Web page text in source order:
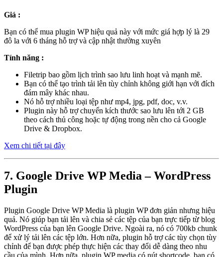
Giá :
Bạn có thể mua plugin WP hiệu quả này với mức giá hợp lý là 29
đô la với 6 tháng hỗ trợ và cập nhật thường xuyên
Tính năng :
Filetrip bao gồm lịch trình sao lưu linh hoạt và mạnh mẽ.
Bạn có thể tạo trình tải lên tùy chỉnh không giới hạn với đích
đám mây khác nhau.
Nó hỗ trợ nhiều loại tệp như mp4, jpg, pdf, doc, v.v.
Plugin này hỗ trợ chuyển kích thước sao lưu lên tới 2 GB
theo cách thủ công hoặc tự động trong nền cho cả Google
Drive & Dropbox.
Xem chi tiết tại đây
7. Google Drive WP Media – WordPress
Plugin
Plugin Google Drive WP Media là plugin WP đơn giản nhưng hiệu
quả. Nó giúp bạn tải lên và chia sẻ các tệp của bạn trực tiếp từ blog
WordPress của bạn lên Google Drive. Ngoài ra, nó có 700kb chunk
để xử lý tải lên các tệp lớn. Hơn nữa, plugin hỗ trợ các tùy chọn tùy
chỉnh để bạn được phép thực hiện các thay đổi dễ dàng theo nhu
cầu của mình. Hơn nữa, plugin WP media có nút shortcode, bạn có